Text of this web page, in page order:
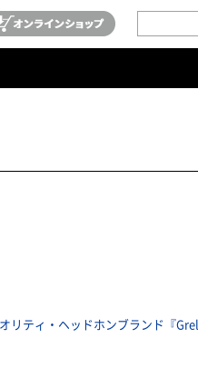
リティ・ヘッドホンブランド『Grell